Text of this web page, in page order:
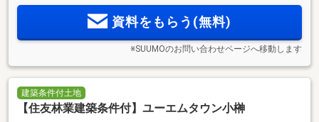
資料をもらう(無料)
※SUUMOのお問い合わせページへ移動します
建築条件付土地
【住友林業建築条件付】ユーエムタウン小榊